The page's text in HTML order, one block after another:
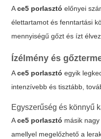
Ace5 porlasztó előnyei
élettartamot és fenntartási
mennyiségű gőzt és ízt
Ízélmény és
Ace5 porlasztó egyik
intenzívebb és tisztább,
Egyszerűség és könnyű
Ace5 porlasztó másik
amellyel megelőzhető a